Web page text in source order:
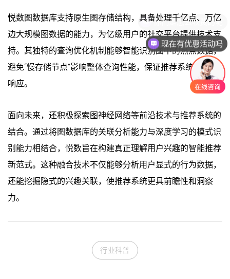
悦数图数据库支持原生图存储结构，具备处理千亿点、万亿
边大规模图数据的能力，为亿级用户的社交平台提供技术支
持。其独特的查询优化机制能够智能识别图中的热点数据，
避免“慢存储节点”影响整体查询性能，保证推荐系统的稳定
响应。
面向未来，还积极探索图神经网络等前沿技术与推荐系统的
结合。通过将图数据库的关联分析能力与深度学习的模式识
别能力相结合，悦数旨在构建真正理解用户兴趣的智能推荐
新范式。这种融合技术不仅能够分析用户显式的行为数据，
还能挖掘隐式的兴趣关联，使推荐系统更具前瞻性和洞察
力。
行业科普
现在有优惠活动吗